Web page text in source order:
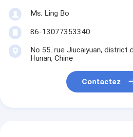
Ms. Ling Bo
86-13077353340
No 55. rue Jiucaiyuan, district
Hunan, Chine
Contactez